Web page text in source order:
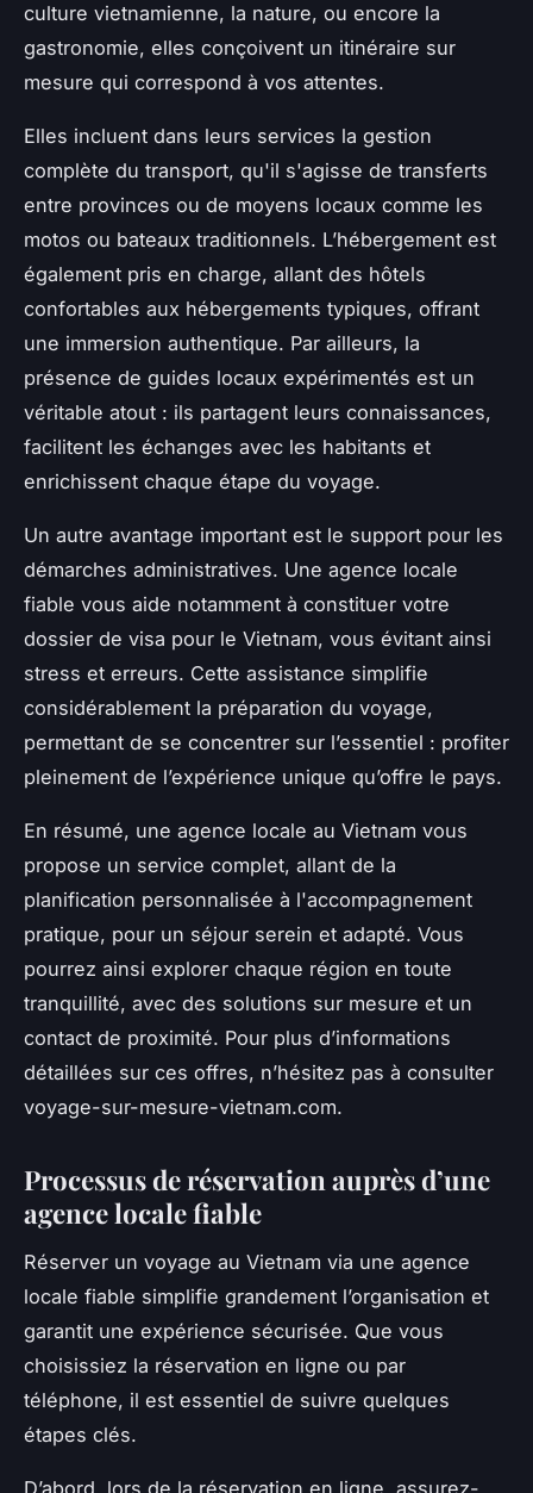
culture vietnamienne, la nature, ou encore la
gastronomie, elles conçoivent un itinéraire sur
mesure qui correspond à vos attentes.
Elles incluent dans leurs services la gestion
complète du transport, qu'il s'agisse de transferts
entre provinces ou de moyens locaux comme les
motos ou bateaux traditionnels. L’hébergement est
également pris en charge, allant des hôtels
confortables aux hébergements typiques, offrant
une immersion authentique. Par ailleurs, la
présence de guides locaux expérimentés est un
véritable atout : ils partagent leurs connaissances,
facilitent les échanges avec les habitants et
enrichissent chaque étape du voyage.
Un autre avantage important est le support pour les
démarches administratives. Une agence locale
fiable vous aide notamment à constituer votre
dossier de visa pour le Vietnam, vous évitant ainsi
stress et erreurs. Cette assistance simplifie
considérablement la préparation du voyage,
permettant de se concentrer sur l’essentiel : profiter
pleinement de l’expérience unique qu’offre le pays.
En résumé, une agence locale au Vietnam vous
propose un service complet, allant de la
planification personnalisée à l'accompagnement
pratique, pour un séjour serein et adapté. Vous
pourrez ainsi explorer chaque région en toute
tranquillité, avec des solutions sur mesure et un
contact de proximité. Pour plus d’informations
détaillées sur ces offres, n’hésitez pas à consulter
voyage-sur-mesure-vietnam.com.
Processus de réservation auprès d’une
agence locale fiable
Réserver un voyage au Vietnam via une agence
locale fiable simplifie grandement l’organisation et
garantit une expérience sécurisée. Que vous
choisissiez la réservation en ligne ou par
téléphone, il est essentiel de suivre quelques
étapes clés.